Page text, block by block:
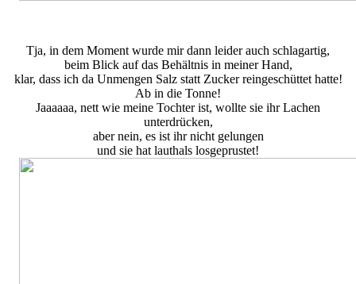
Tja, in dem Moment wurde mir dann leider auch schlagartig,
beim Blick auf das Behältnis in meiner Hand,
klar, dass ich da Unmengen Salz statt Zucker reingeschüttet hatte!
Ab in die Tonne!
Jaaaaaa, nett wie meine Tochter ist, wollte sie ihr Lachen
unterdrücken,
aber nein, es ist ihr nicht gelungen
und sie hat lauthals losgeprustet!